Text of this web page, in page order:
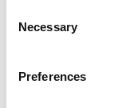
Selection
Necessary
Preferences
Voorraad